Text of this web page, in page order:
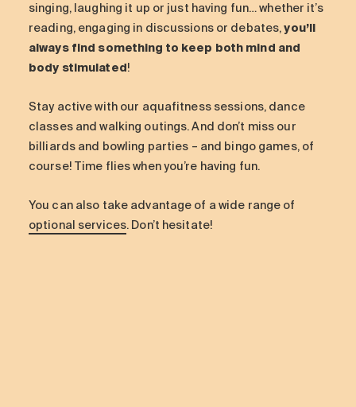
singing, laughing it up or just having fun… whether it’s
reading, engaging in discussions or debates,you’ll
always find something to keep both mind and
body stimulated!
Stay active with our aquafitness sessions, dance
classes and walking outings. And don’t miss our
billiards and bowling parties – and bingo games, of
course! Time flies when you’re having fun.
You can also take advantage of a wide range of
optional services. Don’t hesitate!